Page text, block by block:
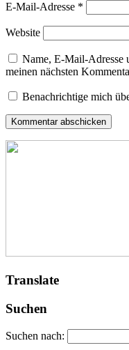
E-Mail-Adresse *
Website
Name, E-Mail-Adresse
meinen nächsten
Benachrichtige mich
Translate
Suchen
Suchen nach: